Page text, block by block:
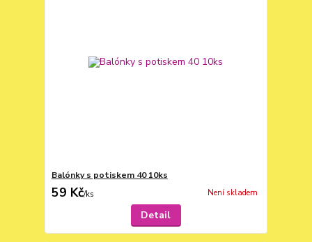
Balónky s potiskem 40 10ks
59 Kč/ks Není skladem
Detail